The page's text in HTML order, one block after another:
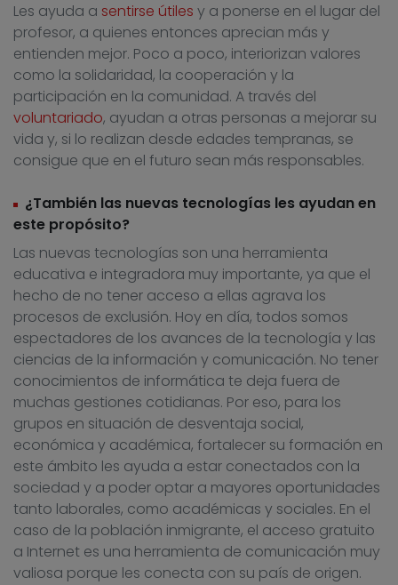
Les ayuda a sentirse útiles y a ponerse en el lugar del
profesor, a quienes entonces aprecian más y
entienden mejor. Poco a poco, interiorizan valores
como la solidaridad, la cooperación y la
participación en la comunidad. A través del
voluntariado, ayudan a otras personas a mejorar su
vida y, si lo realizan desde edades tempranas, se
consigue que en el futuro sean más responsables.
¿También las nuevas tecnologías les ayudan en
este propósito?
Las nuevas tecnologías son una herramienta
educativa e integradora muy importante, ya que el
hecho de no tener acceso a ellas agrava los
procesos de exclusión. Hoy en día, todos somos
espectadores de los avances de la tecnología y las
ciencias de la información y comunicación. No tener
conocimientos de informática te deja fuera de
muchas gestiones cotidianas. Por eso, para los
grupos en situación de desventaja social,
económica y académica, fortalecer su formación en
este ámbito les ayuda a estar conectados con la
sociedad y a poder optar a mayores oportunidades
tanto laborales, como académicas y sociales. En el
caso de la población inmigrante, el acceso gratuito
a Internet es una herramienta de comunicación muy
valiosa porque les conecta con su país de origen.